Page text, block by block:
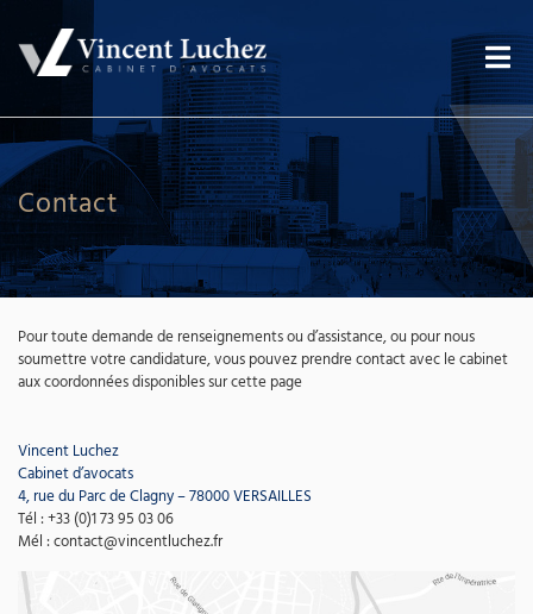
Contact
Pour toute demande de renseignements ou d’assistance, ou pour nous
soumettre votre candidature, vous pouvez prendre contact avec le cabinet
aux coordonnées disponibles sur cette page
Vincent Luchez
Cabinet d’avocats
4, rue du Parc de Clagny – 78000 VERSAILLES
Tél : +33 (0)1 73 95 03 06
Mél :contact@vincentluchez.fr